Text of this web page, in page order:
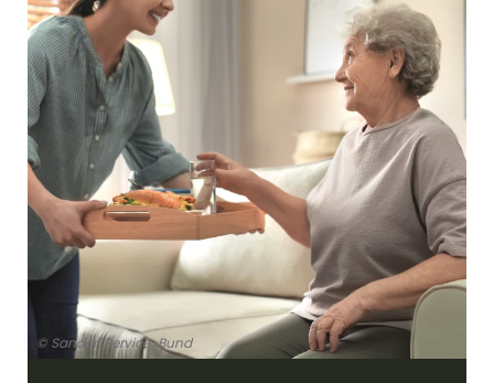
© Sander/Service-Bund